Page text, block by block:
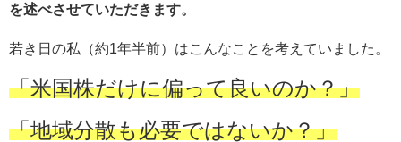
を述べさせていただきます。
若き日の私（約1年半前）はこんなことを考えていました。
「米国株だけに偏って良いのか？」
「地域分散も必要ではないか？」